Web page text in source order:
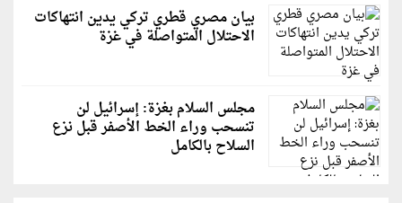
بيان مصري قطري تركي يدين انتهاكات
الاحتلال المتواصلة في غزة
مجلس السلام بغزة: إسرائيل لن
تنسحب وراء الخط الأصفر قبل نزع
السلاح بالكامل